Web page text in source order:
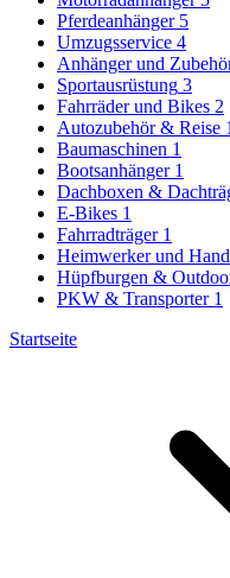
Pferdeanhänger 5
Umzugsservice 4
Anhänger und
Sportausrüstung 3
Fahrräder und Bikes 2
Autozubehör & Reise
Baumaschinen 1
Bootsanhänger 1
Dachboxen &
E-Bikes 1
Fahrradträger 1
Heimwerker und
Hüpfburgen &
PKW & Transporter 1
Startseite